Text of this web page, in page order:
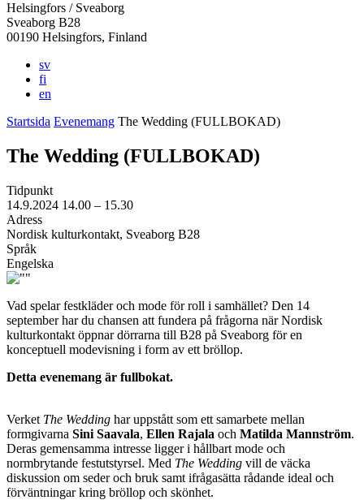
flik
flik
flik
flik
flik
Helsingfors / Sveaborg
Sveaborg B28
00190 Helsingfors, Finland
sv
fi
en
Startsida Evenemang The Wedding (FULLBOKAD)
The Wedding (FULLBOKAD)
Tidpunkt
14.9.2024 14.00 – 15.30
Adress
Nordisk kulturkontakt, Sveaborg B28
Språk
Engelska
Vad spelar festkläder och mode för roll i samhället? Den 14
september har du chansen att fundera på frågorna när Nordisk
kulturkontakt öppnar dörrarna till B28 på Sveaborg för en
konceptuell modevisning i form av ett bröllop.
Detta evenemang är fullbokat.
Verket The Wedding har uppstått som ett samarbete mellan
formgivarna Sini Saavala, Ellen Rajala och Matilda Mannström.
Deras gemensamma intresse ligger i hållbart mode och
normbrytande festutstyrsel. Med The Wedding vill de väcka
diskussion om seder och bruk samt ifrågasätta rådande ideal och
förväntningar kring bröllop och skönhet.